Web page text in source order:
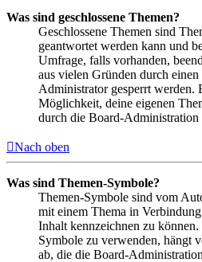
Was sind geschlossene Themen?
Geschlossene Themen sind
geantwortet werden kann und
Umfrage, falls vorhanden,
aus vielen Gründen durch
Administrator gesperrt werden.
Möglichkeit, deine eigenen
durch die Board-Administration
Nach oben
Was sind Themen-Symbole?
Themen-Symbole sind vom
mit einem Thema in
Inhalt kennzeichnen zu
Symbole zu verwenden, hängt
ab, die die Board-